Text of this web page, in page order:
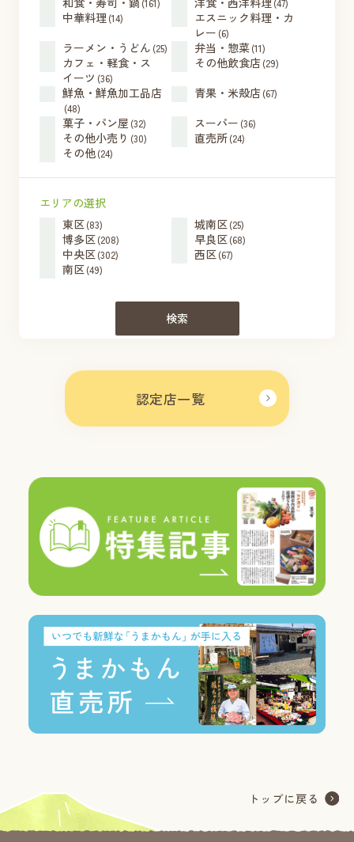
認定店一覧
中華料理 (14)
エスニック料理・カ
レー (6)
ラーメン・うどん (25) 弁当・惣菜(11)
カフェ・軽食・ス
イーツ (36)
その他飲食店(29)
鮮魚・鮮魚加工品店
(48)
青果・米殻店(67)
菓子・パン屋 (32) スーパー (36)
その他小売り (30) 直売所(24)
その他(24)
エリアの選択
東区(83) 城南区(25)
博多区(208) 早良区(68)
中央区(302) 西区(67)
南区(49)
検索